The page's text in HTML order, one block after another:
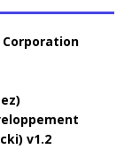
v1.2